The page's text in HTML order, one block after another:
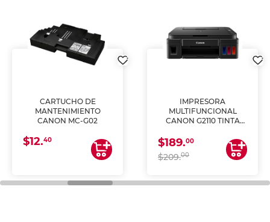
CARTUCHO DE
MANTENIMIENTO
CANON MC-G02
$12.40
IMPRESORA
MULTIFUNCIONAL
CANON G2110 TINTA
$189.00
$209.00